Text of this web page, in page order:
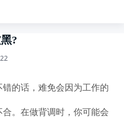
?
的话，难免会因为工作的
。在做背调时，你可能会